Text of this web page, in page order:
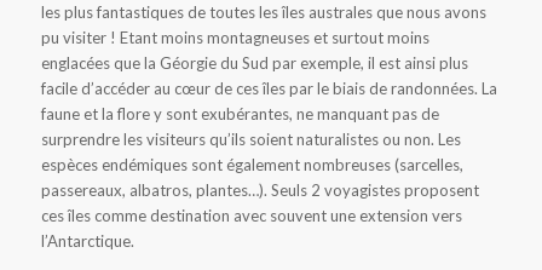
les plus fantastiques de toutes les îles australes que nous avons
pu visiter ! Etant moins montagneuses et surtout moins
englacées que la Géorgie du Sud par exemple, il est ainsi plus
facile d’accéder au cœur de ces îles par le biais de randonnées. La
faune et la flore y sont exubérantes, ne manquant pas de
surprendre les visiteurs qu’ils soient naturalistes ou non. Les
espèces endémiques sont également nombreuses (sarcelles,
passereaux, albatros, plantes…). Seuls 2 voyagistes proposent
ces îles comme destination avec souvent une extension vers
l’Antarctique.